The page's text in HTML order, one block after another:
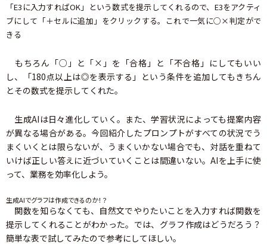
「E3に入力すればOK」という数式を提示してくれるので、E3をアクティ
ブにして「＋セルに追加」をクリックする。これで一気に○×判定がで
きる
もちろん「○」と「×」を「合格」と「不合格」にしてもいい
し、「180点以上は◎を表示する」という条件を追加してもきちん
とその数式を提示してくれた。
生成AIは日々進化していく。また、学習状況によっても提案内容
が異なる場合がある。今回紹介したプロンプトがすべての状況でう
まくいくとは限らないが、うまくいかない場合でも、対話を重ねて
いけば正しい答えに近づいていくことは間違いない。AIを上手に使
って、業務を効率化しよう。
生成AIでグラフは作成できるのか！？
関数を知らなくても、自然文でやりたいことを入力すれば関数を
提示してくれることがわかった。では、グラフ作成はどうだろう？
簡単な表で試してみたので参考にしてほしい。